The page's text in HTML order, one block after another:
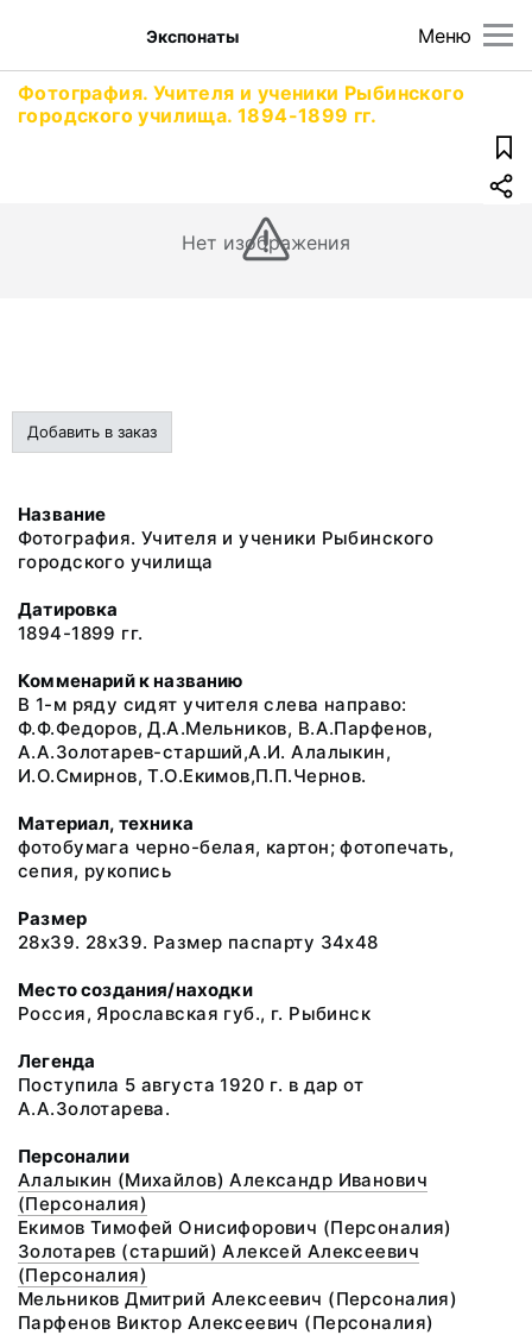
Меню
Экспонаты
Фотография. Учителя и ученики Рыбинского
городского училища. 1894-1899 гг.
Нет изображения
Добавить в заказ
Название
Фотография. Учителя и ученики Рыбинского
городского училища
Датировка
1894-1899 гг.
Комменарий к названию
В 1-м ряду сидят учителя слева направо:
Ф.Ф.Федоров, Д.А.Мельников, В.А.Парфенов,
А.А.Золотарев-старший,А.И. Алалыкин,
И.О.Смирнов, Т.О.Екимов,П.П.Чернов.
Материал, техника
фотобумага черно-белая, картон; фотопечать,
сепия, рукопись
Размер
28х39. 28х39. Размер паспарту 34х48
Место создания/находки
Россия, Ярославская губ., г. Рыбинск
Легенда
Поступила 5 августа 1920 г. в дар от
А.А.Золотарева.
Персоналии
Алалыкин (Михайлов) Александр Иванович
(Персоналия)
Екимов Тимофей Онисифорович (Персоналия)
Золотарев (старший) Алексей Алексеевич
(Персоналия)
Мельников Дмитрий Алексеевич (Персоналия)
Парфенов Виктор Алексеевич (Персоналия)